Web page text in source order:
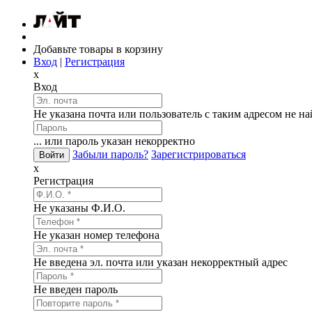
Добавьте товары в корзину
Вход | Регистрация
x
Вход
Не указана почта или пользователь с таким адресом не
... или пароль указан некорректно
Забыли пароль? Зарегистрироваться
x
Регистрация
Не указаны Ф.И.О.
Не указан номер телефона
Не введена эл. почта или указан некорректный адрес
Не введен пароль